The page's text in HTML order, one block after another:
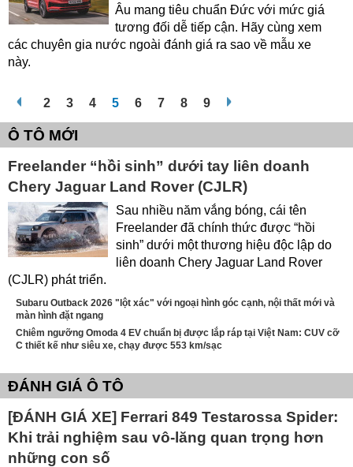
Âu mang tiêu chuẩn Đức với mức giá
tương đối dễ tiếp cận. Hãy cùng xem
các chuyên gia nước ngoài đánh giá ra sao về mẫu xe
này.
2 3 4 5 6 7 8 9
Ô TÔ MỚI
Freelander “hồi sinh” dưới tay liên doanh
Chery Jaguar Land Rover (CJLR)
Sau nhiều năm vắng bóng, cái tên
Freelander đã chính thức được “hồi
sinh” dưới một thương hiệu độc lập do
liên doanh Chery Jaguar Land Rover
(CJLR) phát triển.
Subaru Outback 2026 "lột xác" với ngoại hình góc cạnh, nội thất mới và
màn hình đặt ngang
Chiêm ngưỡng Omoda 4 EV chuẩn bị được lắp ráp tại Việt Nam: CUV cỡ
C thiết kế như siêu xe, chạy được 553 km/sạc
ĐÁNH GIÁ Ô TÔ
[ĐÁNH GIÁ XE] Ferrari 849 Testarossa Spider:
Khi trải nghiệm sau vô-lăng quan trọng hơn
những con số